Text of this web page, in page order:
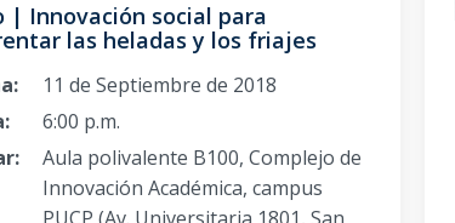
| Innovación social para
las heladas y los friajes
11 de Septiembre de 2018
6:00 p.m.
Aula polivalente B100, Complejo de
Innovación Académica, campus